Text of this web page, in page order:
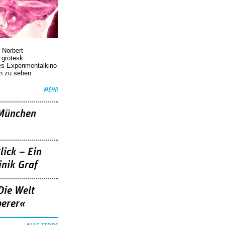
Experimentalkino
zu sehen
MEHR
– Ein
Graf
Welt